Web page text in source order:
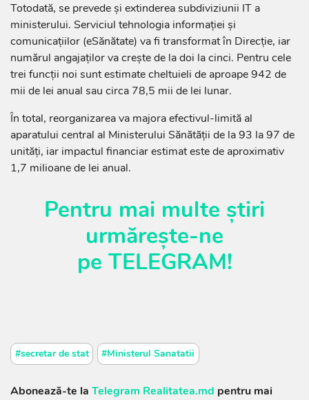
Totodată, se prevede și extinderea subdiviziunii IT a
ministerului. Serviciul tehnologia informației și
comunicațiilor (eSănătate) va fi transformat în Direcție, iar
numărul angajaților va crește de la doi la cinci. Pentru cele
trei funcții noi sunt estimate cheltuieli de aproape 942 de
mii de lei anual sau circa 78,5 mii de lei lunar.
În total, reorganizarea va majora efectivul-limită al
aparatului central al Ministerului Sănătății de la 93 la 97 de
unități, iar impactul financiar estimat este de aproximativ
1,7 milioane de lei anual.
Pentru mai multe știri
urmărește-ne
pe TELEGRAM!
#secretar de stat #Ministerul Sanatatii
Abonează-te la Telegram Realitatea.md pentru mai